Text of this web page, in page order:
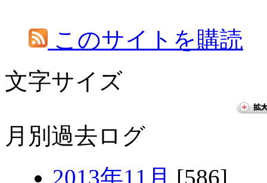
このサイトを購読
文字サイズ
月別過去ログ
2013年11月 [586]